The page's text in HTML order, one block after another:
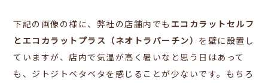
下記の画像の様に、弊社の店舗内でもエコカラットセルフ
とエコカラットプラス（ネオトラバーチン） を壁に設置し
ていますが、店内で気温が高く暑いなと思う日はあって
も、ジトジトベタベタを感じることが少ないです。もちろ